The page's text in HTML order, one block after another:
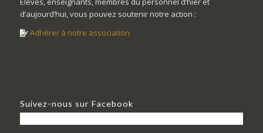
d’aujourd’hui, vous pouvez soutenir notre action :
Adhérer à notre association
Suivez-nous sur Facebook